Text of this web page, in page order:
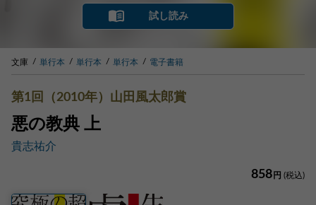
試し読み
文庫 単行本 単行本 単行本 電子書籍
第1回（2010年）山田風太郎賞
悪の教典 上
貴志祐介
858 円 (税込)